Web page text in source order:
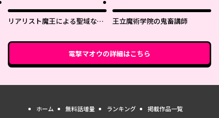
リアリスト魔王による聖域なき
王立魔術学院の鬼畜講師
電撃マオウの詳細はこちら
ホーム 無料話増量 ランキング 掲載作品一覧